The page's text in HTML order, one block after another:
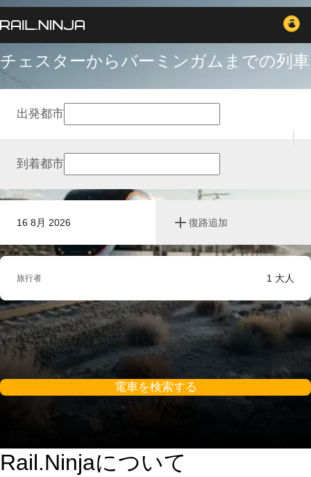
チェスターからバーミンガムまでの列車
16 8月 2026 復路追加
出発都市
到着都市
旅行者 1 大人
電車を検索する
Rail.Ninjaについて